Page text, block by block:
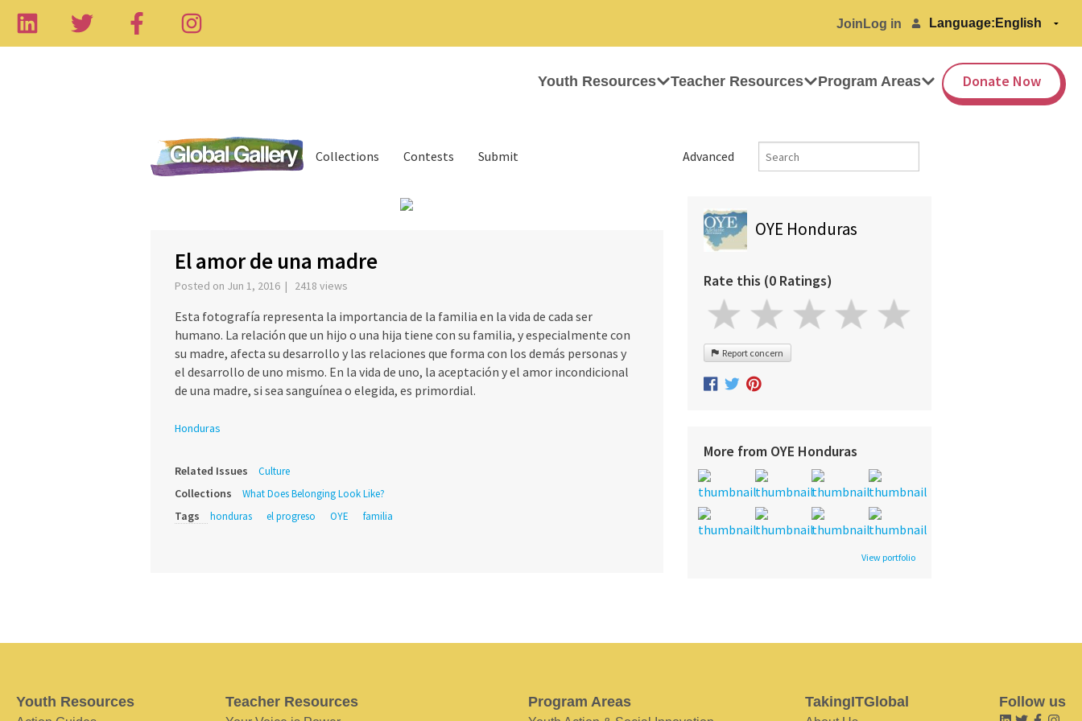
Join Log in Language:
Youth Resources Teacher Resources Program Areas Donate Now
Advanced
Collections Contests Submit
El amor de una madre
Posted on Jun 1, 2016 | 2418 views
Esta fotografía representa la importancia de la familia en la vida de cada ser
humano. La relación que un hijo o una hija tiene con su familia, y especialmente con
su madre, afecta su desarrollo y las relaciones que forma con los demás personas y
el desarrollo de uno mismo. En la vida de uno, la aceptación y el amor incondicional
de una madre, si sea sanguínea o elegida, es primordial.
Honduras
Related Issues Culture
Collections What Does Belonging Look Like?
Tags honduras el progreso OYE familia
OYE Honduras
Rate this (0 Ratings)
Report concern
More from OYE Honduras
View portfolio
Youth Resources Teacher Resources Program Areas TakingITGlobal Follow us